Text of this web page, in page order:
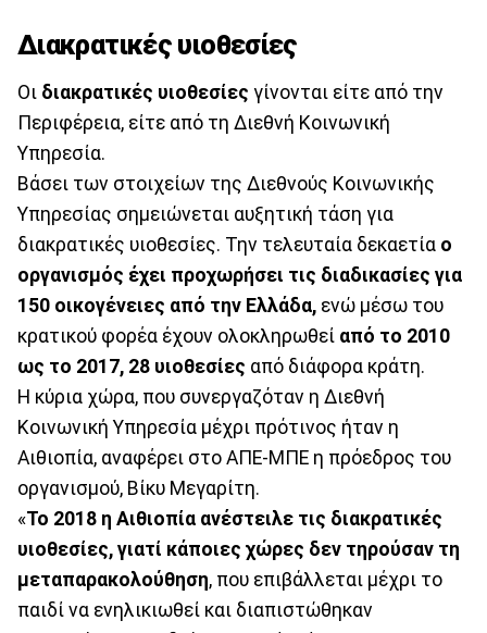
Διακρατικές υιοθεσίες
Οι διακρατικές υιοθεσίες γίνονται είτε από την
Περιφέρεια, είτε από τη Διεθνή Κοινωνική
Υπηρεσία.
Βάσει των στοιχείων της Διεθνούς Κοινωνικής
Υπηρεσίας σημειώνεται αυξητική τάση για
διακρατικές υιοθεσίες. Την τελευταία δεκαετία ο
οργανισμός έχει προχωρήσει τις διαδικασίες για
150 οικογένειες από την Ελλάδα, ενώ μέσω του
κρατικού φορέα έχουν ολοκληρωθεί από το 2010
ως το 2017, 28 υιοθεσίες από διάφορα κράτη.
Η κύρια χώρα, που συνεργαζόταν η Διεθνή
Κοινωνική Υπηρεσία μέχρι πρότινος ήταν η
Αιθιοπία, αναφέρει στο ΑΠΕ-ΜΠΕ η πρόεδρος του
οργανισμού, Βίκυ Μεγαρίτη.
«Το 2018 η Αιθιοπία ανέστειλε τις διακρατικές
υιοθεσίες, γιατί κάποιες χώρες δεν τηρούσαν τη
μεταπαρακολούθηση, που επιβάλλεται μέχρι το
παιδί να ενηλικιωθεί και διαπιστώθηκαν